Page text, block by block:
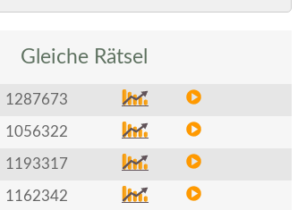
Gleiche Rätsel
1287673
1056322
1193317
1162342